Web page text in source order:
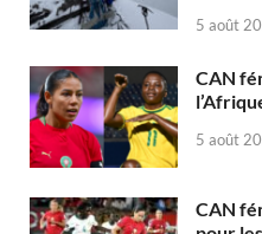
5 août
CAN
5 août
CAN